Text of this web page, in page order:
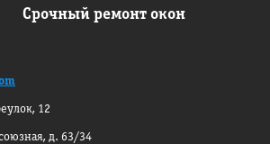
Срочный ремонт окон
12
д. 63/34